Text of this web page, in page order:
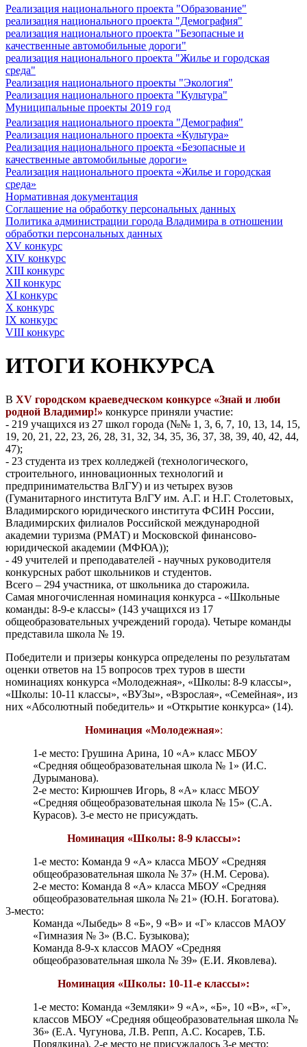
Реализация национального проекта "Образование"
реализация национального проекта "Демография"
реализация национального проекта "Безопасные и
качественные автомобильные дороги"
реализация национального проекта "Жилье и городская
среда"
Реализация национального проекты "Экология"
Реализация национального проекта "Культура"
Муниципальные проекты 2019 год
Реализация национального проекта "Демография"
Реализация национального проекта «Культура»
Реализация национального проекта «Безопасные и
качественные автомобильные дороги»
Реализация национального проекта «Жилье и городская
среда»
Нормативная документация
Соглашение на обработку персональных данных
Политика администрации города Владимира в отношении
обработки персональных данных
XV конкурс
XIV конкурс
XIII конкурс
XII конкурс
XI конкурс
X конкурс
IX конкурс
VIII конкурс
ИТОГИ КОНКУРСА
В XV городском краеведческом конкурсе «Знай и люби
родной Владимир!» конкурсе приняли участие:
- 219 учащихся из 27 школ города (№№ 1, 3, 6, 7, 10, 13, 14, 15,
19, 20, 21, 22, 23, 26, 28, 31, 32, 34, 35, 36, 37, 38, 39, 40, 42, 44,
47);
- 23 студента из трех колледжей (технологического,
строительного, инновационных технологий и
предпринимательства ВлГУ) и из четырех вузов
(Гуманитарного института ВлГУ им. А.Г. и Н.Г. Столетовых,
Владимирского юридического института ФСИН России,
Владимирских филиалов Российской международной
академии туризма (РМАТ) и Московской финансово-
юридической академии (МФЮА));
- 49 учителей и преподавателей - научных руководителя
конкурсных работ школьников и студентов.
Всего – 294 участника, от школьника до старожила.
Самая многочисленная номинация конкурса - «Школьные
команды: 8-9-е классы» (143 учащихся из 17
общеобразовательных учреждений города). Четыре команды
представила школа № 19.
Победители и призеры конкурса определены по результатам
оценки ответов на 15 вопросов трех туров в шести
номинациях конкурса «Молодежная», «Школы: 8-9 классы»,
«Школы: 10-11 классы», «ВУЗы», «Взрослая», «Семейная», из
них «Абсолютный победитель» и «Открытие конкурса» (14).
Номинация «Молодежная»:
1-е место: Грушина Арина, 10 «А» класс МБОУ
«Средняя общеобразовательная школа № 1» (И.С.
Дурыманова).
2-е место: Кирюшчев Игорь, 8 «А» класс МБОУ
«Средняя общеобразовательная школа № 15» (С.А.
Курасов). 3-е место не присуждать.
Номинация «Школы: 8-9 классы»:
1-е место: Команда 9 «А» класса МБОУ «Средняя
общеобразовательная школа № 37» (Н.М. Серова).
2-е место: Команда 8 «А» класса МБОУ «Средняя
общеобразовательная школа № 21» (Ю.Н. Богатова).
3-место:
Команда «Лыбедь» 8 «Б», 9 «В» и «Г» классов МАОУ
«Гимназия № 3» (В.С. Бузыкова);
Команда 8-9-х классов МАОУ «Средняя
общеобразовательная школа № 39» (Е.И. Яковлева).
Номинация «Школы: 10-11-е классы»:
1-е место: Команда «Земляки» 9 «А», «Б», 10 «В», «Г»,
классов МБОУ «Средняя общеобразовательная школа №
36» (Е.А. Чугунова, Л.В. Репп, А.С. Косарев, Т.Б.
Порядкина). 2-е место не присуждалось 3-е место: